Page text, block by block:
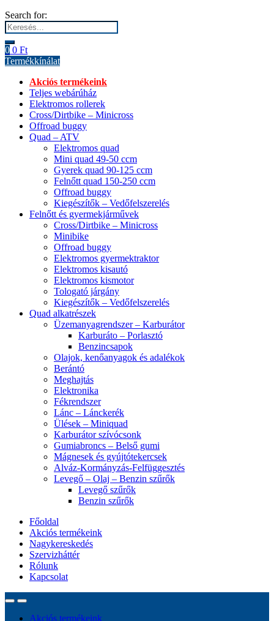
Search for:
0 0 Ft
Termékkínálat
Akciós termékeink
Teljes webárúház
Elektromos rollerek
Cross/Dirtbike – Minicross
Offroad buggy
Quad – ATV
Elektromos quad
Mini quad 49-50 ccm
Gyerek quad 90-125 ccm
Felnőtt quad 150-250 ccm
Offroad buggy
Kiegészítők – Vedőfelszerelés
Felnőtt és gyermekjárművek
Cross/Dirtbike – Minicross
Minibike
Offroad buggy
Elektromos gyermektraktor
Elektromos kisautó
Elektromos kismotor
Tologató járgány
Kiegészítők – Vedőfelszerelés
Quad alkatrészek
Üzemanyagrendszer – Karburátor
Karburáto – Porlasztó
Benzincsapok
Olajok, kenőanyagok és adalékok
Berántó
Meghajtás
Elektronika
Fékrendszer
Lánc – Lánckerék
Ülések – Miniquad
Karburátor szívócsonk
Gumiabroncs – Belső gumi
Mágnesek és gyújtótekercsek
Alváz-Kormányzás-Felfüggesztés
Levegő – Olaj – Benzin szűrők
Levegő szűrők
Benzin szűrők
Főoldal
Akciós termékeink
Nagykereskedés
Szervizháttér
Rólunk
Kapcsolat
Akciós termékeink